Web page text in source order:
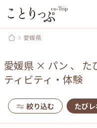
愛媛県
愛媛県 × パン 、 た
ティビティ・体験
絞り込む たびレ